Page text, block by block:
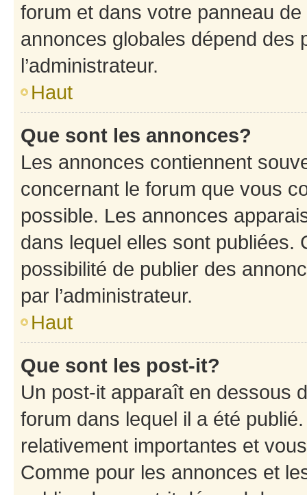
forum et dans votre panneau
annonces globales dépend des
l’administrateur.
Haut
Que sont les annonces?
Les annonces contiennent
concernant le forum que vous
possible. Les annonces
dans lequel elles sont publiées.
possibilité de publier des
par l’administrateur.
Haut
Que sont les post-it?
Un post-it apparaît en dessous
forum dans lequel il a été
relativement importantes et
Comme pour les annonces et